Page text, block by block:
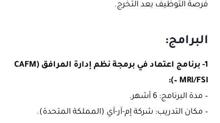
فرصة التوظيف بعد التخرج.
البرامج:
1- برنامج اعتماد في برمجة نظم إدارة المرافق (CAFM
– MRI/FSI):
– مدة البرنامج: 6 أشهر.
– مكان التدريب: شركة إم-آر-آي (المملكة المتحدة).